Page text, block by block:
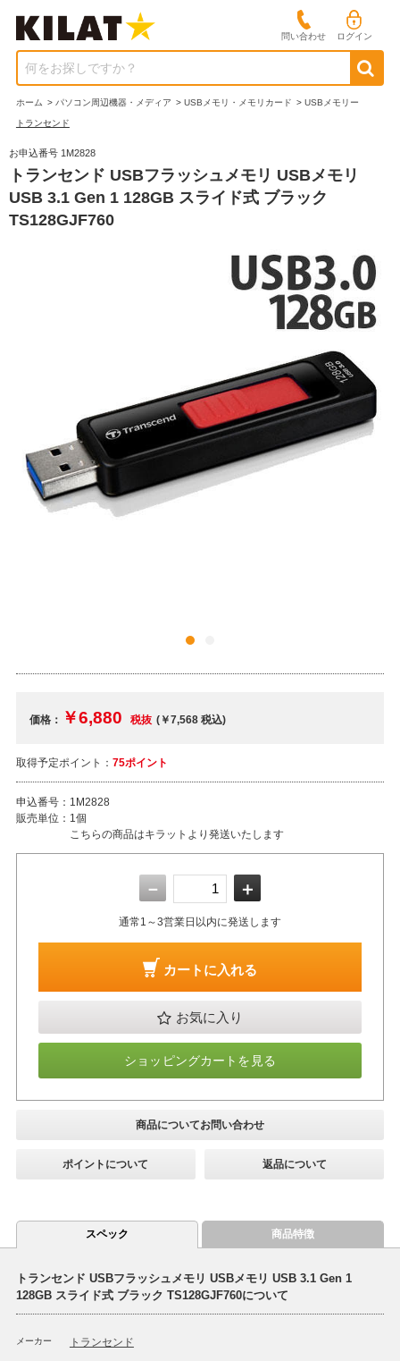
問い合わせ ログイン
何をお探しですか？
ホーム > パソコン周辺機器・メディア > USBメモリ・メモリカード > USBメモリー
トランセンド
お申込番号 1M2828
トランセンド USBフラッシュメモリ USBメモリ
USB 3.1 Gen 1 128GB スライド式 ブラック
TS128GJF760
価格： ￥6,880 税抜 (￥7,568税込)
取得予定ポイント： 75ポイント
申込番号： 1M2828
販売単位： 1個
こちらの商品はキラットより発送いたします
－ ＋
通常1～3営業日以内に発送します
カートに入れる
お気に入り
ショッピングカートを見る
商品についてお問い合わせ
ポイントについて 返品について
スペック 商品特徴
トランセンド USBフラッシュメモリ USBメモリ USB 3.1 Gen 1
128GB スライド式 ブラック TS128GJF760について
メーカー トランセンド